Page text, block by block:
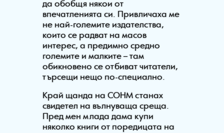
да обобщя някои от
впечатленията си. Привличаха ме
не най-големите издателства,
които се радват на масов
интерес, а предимно средно
големите и малките – там
обикновено се отбиват читатели,
търсещи нещо по-специално.
Край щанда на СОНМ станах
свидетел на вълнуваща среща.
Пред мен млада дама купи
няколко книги от поредицата на